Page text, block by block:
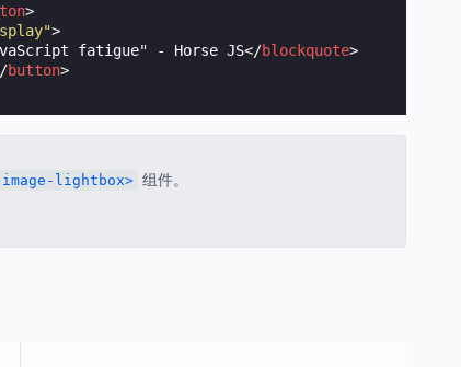
>
>
fatigue" - Horse JS</blockquote>
button>
image-lightbox> 组件。